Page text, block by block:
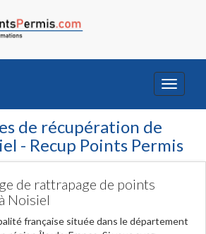
Toggle
de récupération de
- Recup Points Permis
de rattrapage de points
Noisiel
française située dans le département